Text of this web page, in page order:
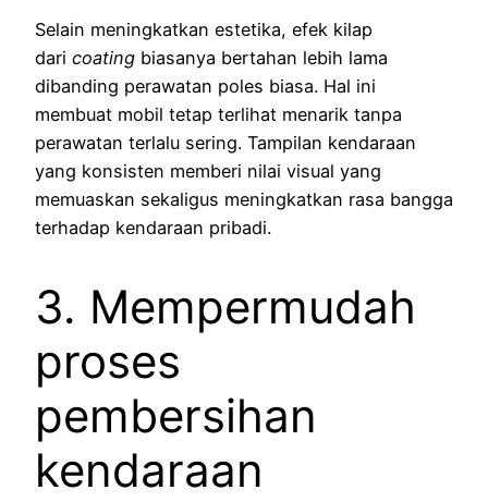
Selain meningkatkan estetika, efek kilap
dari coating biasanya bertahan lebih lama
dibanding perawatan poles biasa. Hal ini
membuat mobil tetap terlihat menarik tanpa
perawatan terlalu sering. Tampilan kendaraan
yang konsisten memberi nilai visual yang
memuaskan sekaligus meningkatkan rasa bangga
terhadap kendaraan pribadi.
3. Mempermudah
proses
pembersihan
kendaraan